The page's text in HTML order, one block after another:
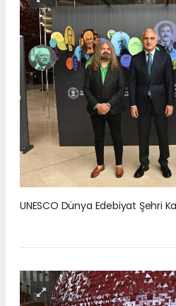
UNESCO Dünya Edebiyat Şehri